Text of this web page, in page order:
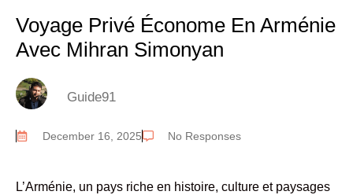
Voyage Privé Économe En Arménie
Avec Mihran Simonyan
Guide91
December 16, 2025 No Responses
L’Arménie, un pays riche en histoire, culture et paysages